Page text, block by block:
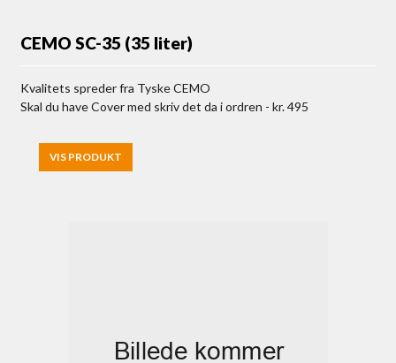
CEMO SC-35 (35 liter)
Kvalitets spreder fra Tyske CEMO
Skal du have Cover med skriv det da i ordren - kr. 495
VIS PRODUKT